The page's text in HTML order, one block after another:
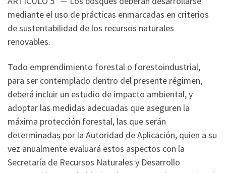
mediante el uso de prácticas enmarcadas en criterios
de sustentabilidad de los recursos naturales
renovables.
Todo emprendimiento forestal o forestoindustrial,
para ser contemplado dentro del presente régimen,
deberá incluir un estudio de impacto ambiental, y
adoptar las medidas adecuadas que aseguren la
máxima protección forestal, las que serán
determinadas por la Autoridad de Aplicación, quien a su
vez anualmente evaluará estos aspectos con la
Secretaría de Recursos Naturales y Desarrollo